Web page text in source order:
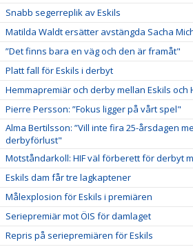
Snabb segerreplik av Eskils
Matilda Waldt ersätter avstängda Sacha
”Det finns bara en väg och den är framåt"
Platt fall för Eskils i derbyt
Hemmapremiär och derby mellan Eskils och
Pierre Persson: ”Fokus ligger på vårt spel"
Alma Bertilsson: ”Vill inte fira 25-årsdagen
derbyförlust"
Motståndarkoll: HIF väl förberett för derbyt
Eskils dam får tre lagkaptener
Målexplosion för Eskils i premiären
Seriepremiär mot ÖIS för damlaget
Repris på seriepremiären för Eskils